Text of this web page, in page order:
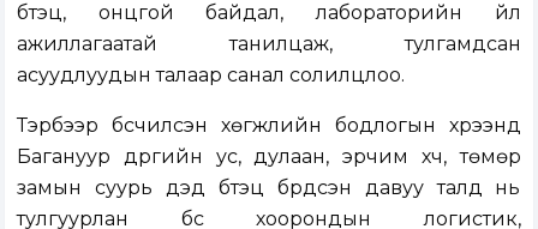
бүтэц, онцгой байдал, лабораторийн үйл
ажиллагаатай танилцаж, тулгамдсан
асуудлуудын талаар санал солилцлоо.
Тэрбээр бүсчилсэн хөгжлийн бодлогын хүрээнд
Багануур дүүргийн ус, дулаан, эрчим хүч, төмөр
замын суурь дэд бүтэц бүрдсэн давуу талд нь
тулгуурлан бүс хоорондын логистик,